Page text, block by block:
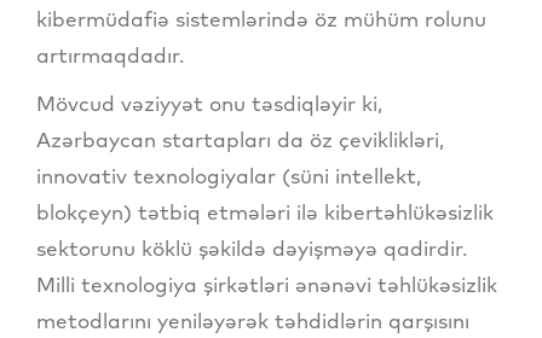
kibermüdafiə sistemlərində öz mühüm rolunu
artırmaqdadır.
Mövcud vəziyyət onu təsdiqləyir ki,
Azərbaycan startapları da öz çeviklikləri,
innovativ texnologiyalar (süni intellekt,
blokçeyn) tətbiq etmələri ilə kibertəhlükəsizlik
sektorunu köklü şəkildə dəyişməyə qadirdir.
Milli texnologiya şirkətləri ənənəvi təhlükəsizlik
metodlarını yeniləyərək təhdidlərin qarşısını